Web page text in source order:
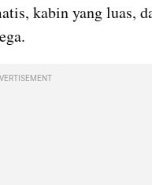
kabin yang luas,